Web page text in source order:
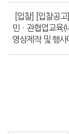
[입찰] [입찰공고
민ㆍ관협업교육(
영상제작 및 행